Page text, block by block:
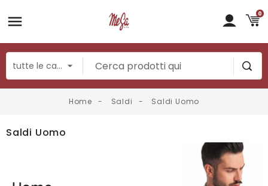
0
Home Saldi Saldi Uomo
Saldi Uomo